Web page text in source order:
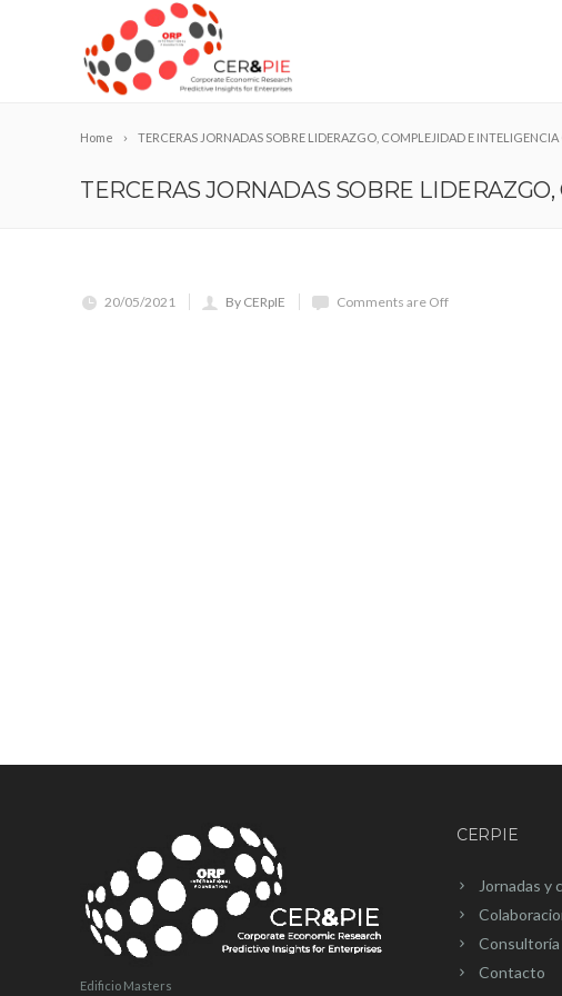
Home TERCERAS JORNADAS SOBRE LIDERAZGO, COMPLEJIDAD E
TERCERAS JORNADAS SOBRE
20/05/2021 By CERpIE Comments are Off
Edificio Masters
CERPIE
Jornadas y
Consultoría
Contacto